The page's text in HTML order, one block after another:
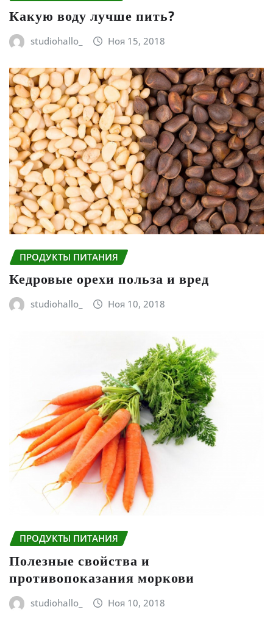
Какую воду лучше пить?
studiohallo_ Ноя 15, 2018
ПРОДУКТЫ ПИТАНИЯ
Кедровые орехи польза и вред
studiohallo_ Ноя 10, 2018
ПРОДУКТЫ ПИТАНИЯ
Полезные свойства и
противопоказания моркови
studiohallo_ Ноя 10, 2018